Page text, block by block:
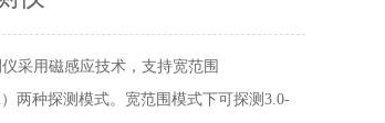
采用磁感应技术，支持宽范围
）两种探测模式。宽范围模式下可探测3.0-